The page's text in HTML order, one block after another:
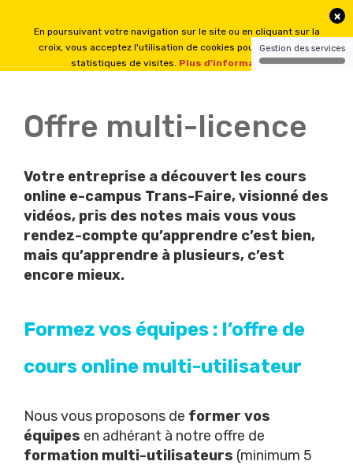
Offre multi-licence
Votre entreprise a découvert les cours
online e-campus Trans-Faire, visionné des
vidéos, pris des notes mais vous vous
rendez-compte qu’apprendre c’est bien,
mais qu’apprendre à plusieurs, c’est
encore mieux.
Formez vos équipes : l’offre de
cours online multi-utilisateur
Nous vous proposons de former vos
équipes en adhérant à notre offre de
formation multi-utilisateurs (minimum 5